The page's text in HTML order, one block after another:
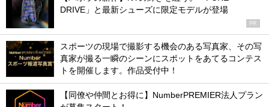
DRIVE」と最新シューズに限定モデルが登場
PR
スポーツの現場で撮影する機会のある写真家、その写
真家が撮る一瞬のシーンにスポットをあてるコンテス
トを開催します。作品受付中！
【同僚や仲間とお得に】NumberPREMIER法人プラン